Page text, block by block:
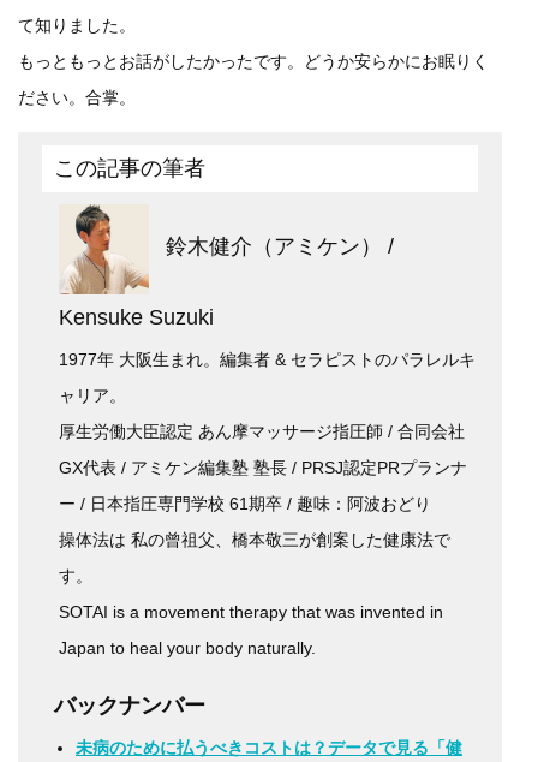
て知りました。
もっともっとお話がしたかったです。どうか安らかにお眠りく
ださい。合掌。
この記事の筆者
鈴木健介（アミケン） /
Kensuke Suzuki
1977年 大阪生まれ。編集者 & セラピストのパラレルキ
ャリア。
厚生労働大臣認定 あん摩マッサージ指圧師 / 合同会社
GX代表 / アミケン編集塾 塾長 / PRSJ認定PRプランナ
ー / 日本指圧専門学校 61期卒 / 趣味：阿波おどり
操体法は 私の曾祖父、橋本敬三が創案した健康法で
す。
SOTAI is a movement therapy that was invented in
Japan to heal your body naturally.
バックナンバー
未病のために払うべきコストは？データで見る「健